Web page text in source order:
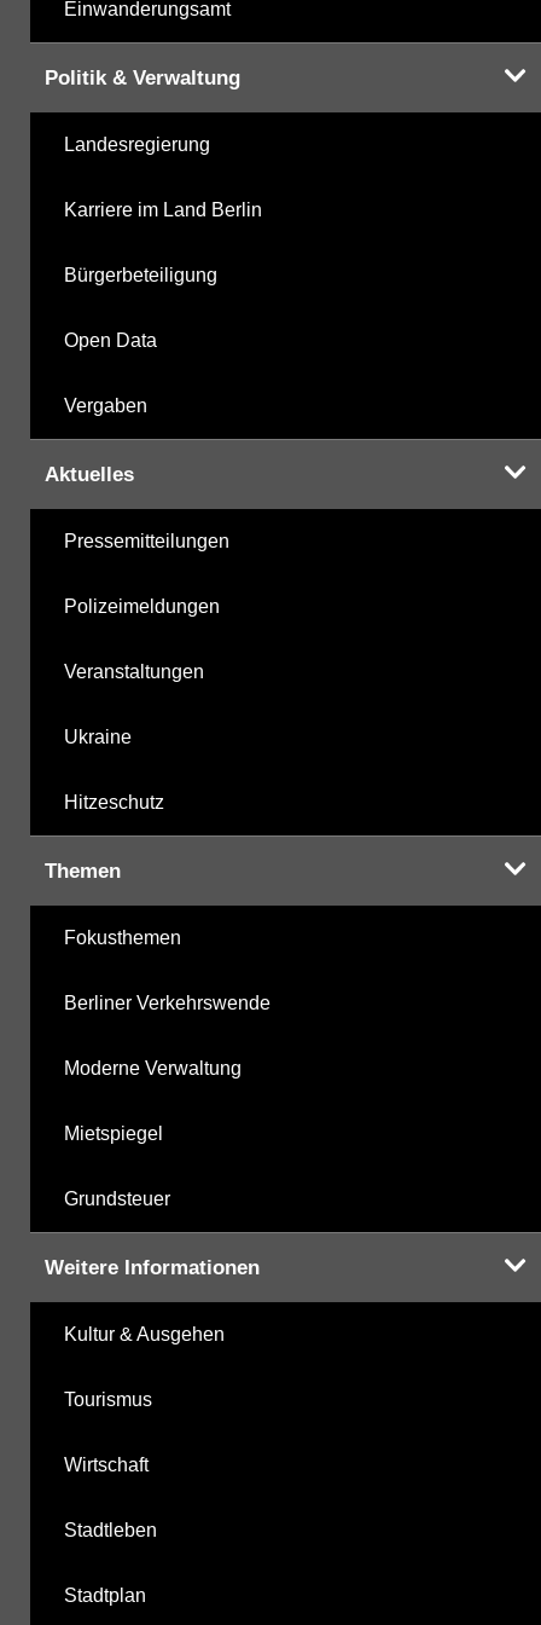
Einwanderungsamt
Politik & Verwaltung
Landesregierung
Karriere im Land Berlin
Bürgerbeteiligung
Open Data
Vergaben
Aktuelles
Pressemitteilungen
Polizeimeldungen
Veranstaltungen
Ukraine
Hitzeschutz
Themen
Fokusthemen
Berliner Verkehrswende
Moderne Verwaltung
Mietspiegel
Grundsteuer
Weitere Informationen
Kultur & Ausgehen
Tourismus
Wirtschaft
Stadtleben
Stadtplan